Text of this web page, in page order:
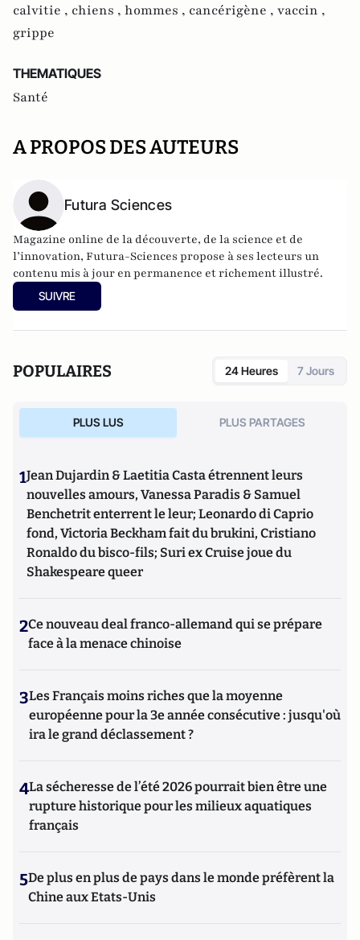
calvitie , chiens , hommes , cancérigène , vaccin ,
grippe
THEMATIQUES
Santé
A PROPOS DES AUTEURS
Futura Sciences
Magazine online de la découverte, de la science et de
l’innovation, Futura-Sciences propose à ses lecteurs un
contenu mis à jour en permanence et richement illustré.
SUIVRE
POPULAIRES 24 Heures 7 Jours
PLUS LUS PLUS PARTAGES
1Jean Dujardin & Laetitia Casta étrennent leurs
nouvelles amours, Vanessa Paradis & Samuel
Benchetrit enterrent le leur; Leonardo di Caprio
fond, Victoria Beckham fait du brukini, Cristiano
Ronaldo du bisco-fils; Suri ex Cruise joue du
Shakespeare queer
2Ce nouveau deal franco-allemand qui se prépare
face à la menace chinoise
3Les Français moins riches que la moyenne
européenne pour la 3e année consécutive : jusqu'où
ira le grand déclassement ?
4La sécheresse de l’été 2026 pourrait bien être une
rupture historique pour les milieux aquatiques
français
5De plus en plus de pays dans le monde préfèrent la
Chine aux Etats-Unis